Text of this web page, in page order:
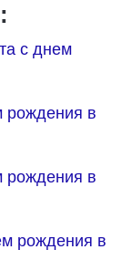
с днем
рождения в
рождения в
рождения в